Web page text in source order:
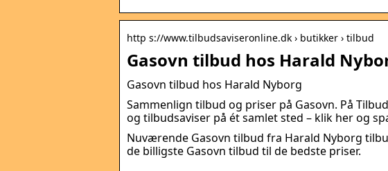
http s://www.tilbudsaviseronline.dk › butikker › tilbud
Gasovn tilbud hos Harald
Gasovn tilbud hos Harald Nyborg
Sammenlign tilbud og priser på Gasovn. På
og tilbudsaviser på ét samlet sted – klik her og
Nuværende Gasovn tilbud fra Harald Nyborg
de billigste Gasovn tilbud til de bedste priser.